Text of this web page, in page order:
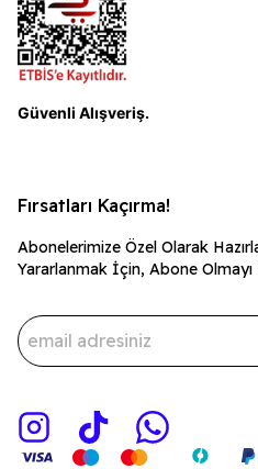
Güvenli Alışveriş.
Fırsatları Kaçırma!
Abonelerimize Özel Olarak
Yararlanmak İçin, Abone Olmayı